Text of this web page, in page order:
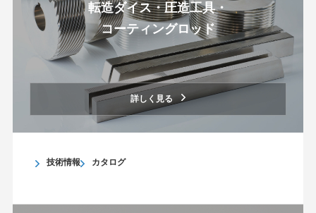
転造ダイス・圧造工具・
コーティングロッド
詳しく見る
技術情報 カタログ